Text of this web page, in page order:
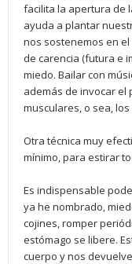
facilita la apertura de
ayuda a plantar
nos sostenemos en
de carencia (futura e
miedo. Bailar con
además de invocar el
musculares, o sea,
Otra técnica muy
mínimo, para estirar
Es indispensable
ya he nombrado,
cojines, romper
estómago se libere.
cuerpo y nos